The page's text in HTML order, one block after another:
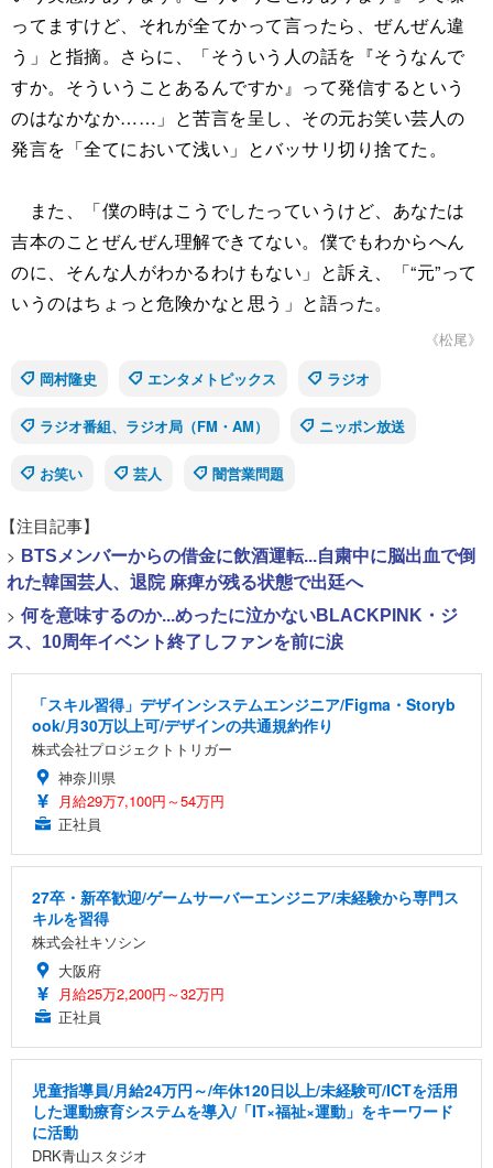
ってますけど、それが全てかって言ったら、ぜんぜん違
う」と指摘。さらに、「そういう人の話を『そうなんで
すか。そういうことあるんですか』って発信するという
のはなかなか……」と苦言を呈し、その元お笑い芸人の
発言を「全てにおいて浅い」とバッサリ切り捨てた。
また、「僕の時はこうでしたっていうけど、あなたは
吉本のことぜんぜん理解できてない。僕でもわからへん
のに、そんな人がわかるわけもない」と訴え、「“元”って
いうのはちょっと危険かなと思う」と語った。
《松尾》
岡村隆史
エンタメトピックス ラジオ
ラジオ番組、ラジオ局（FM・AM） ニッポン放送
お笑い 芸人 闇営業問題
【注目記事】
> BTSメンバーからの借金に飲酒運転...自粛中に脳出血で倒
れた韓国芸人、退院 麻痺が残る状態で出廷へ
> 何を意味するのか...めったに泣かないBLACKPINK・ジ
ス、10周年イベント終了しファンを前に涙
「スキル習得」デザインシステムエンジニア/Figma・Storyb
ook/月30万以上可/デザインの共通規約作り
株式会社プロジェクトトリガー
神奈川県
月給29万7,100円～54万円
正社員
27卒・新卒歓迎/ゲームサーバーエンジニア/未経験から専門ス
キルを習得
株式会社キソシン
大阪府
月給25万2,200円～32万円
正社員
児童指導員/月給24万円～/年休120日以上/未経験可/ICTを活用
した運動療育システムを導入/「IT×福祉×運動」をキーワード
に活動
DRK青山スタジオ